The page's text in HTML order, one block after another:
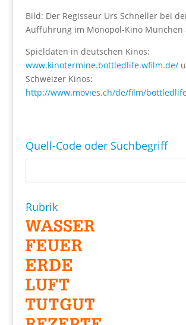
Bild: Der Regisseur Urs Schneller bei
Aufführung im Monopol-Kino München
Spieldaten in deutschen Kinos:
www.kinotermine.bottledlife.wfilm.de/
Schweizer Kinos:
http://www.movies.ch/de/film/
Quell-Code oder Suchbegriff
Rubrik